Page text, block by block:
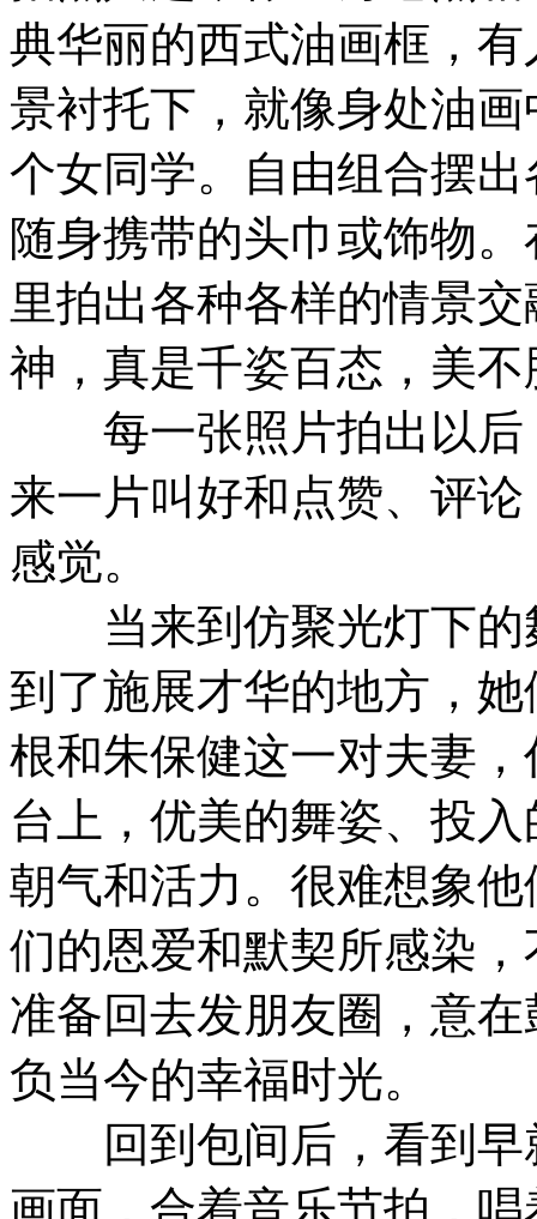
典华丽的西式油画框，
景衬托下，就像身处油
个女同学。自由组合摆
随身携带的头巾或饰物
里拍出各种各样的情景
神，真是千姿百态，美不
每一张照片拍出以后
来一片叫好和点赞、评
感觉。
当来到仿聚光灯下的
到了施展才华的地方，
根和朱保健这一对夫妻
台上，优美的舞姿、投
朝气和活力。很难想象
们的恩爱和默契所感染
准备回去发朋友圈，意
负当今的幸福时光。
回到包间后，看到早
画面，合着音乐节拍，